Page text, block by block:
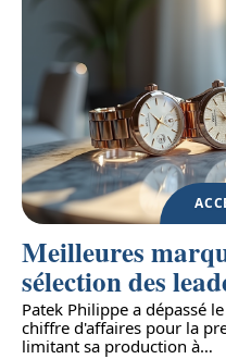
Meilleures
sélection des
Patek Philippe a dépassé
chiffre d'affaires pour la
limitant sa production à…